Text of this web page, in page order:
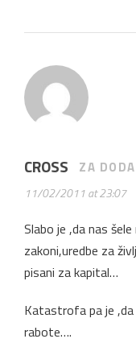
CROSS
11/02/2011 at 23:07
ZA
Slabo je ,da nas
zakoni,uredbe za
pisani za kapital…
Katastrofa pa je ,da
rabote….